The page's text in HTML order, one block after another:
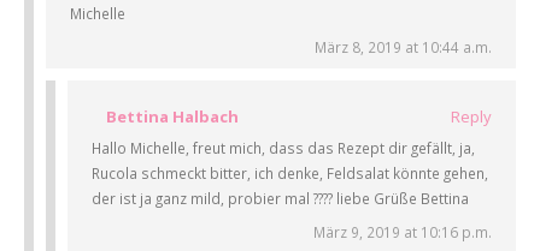
Michelle
März 8, 2019 at 10:44 a.m.
Bettina Halbach Reply
Hallo Michelle, freut mich, dass das Rezept dir gefällt, ja,
Rucola schmeckt bitter, ich denke, Feldsalat könnte gehen,
der ist ja ganz mild, probier mal ???? liebe Grüße Bettina
März 9, 2019 at 10:16 p.m.